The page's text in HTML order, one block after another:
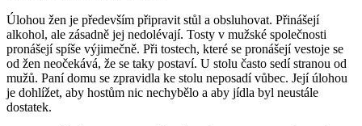
Úlohou žen je především připravit stůl a obsluhovat. Přinášejí
alkohol, ale zásadně jej nedolévají. Tosty v muž­ské společnosti
pronášejí spíše výjimečně. Při tostech, které se pronášejí vestoje se
od žen neočekává, že se taky postaví. U stolu často sedí stranou od
mužů. Paní domu se zpravidla ke stolu neposadí vůbec. Její úlohou
je dohlížet, aby hostům nic nechybělo a aby jídla byl neustále
dostatek.